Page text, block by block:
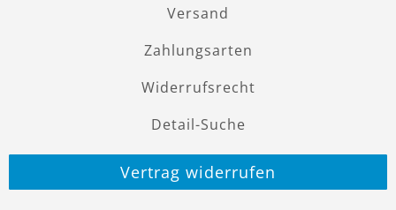
Versand
Zahlungsarten
Widerrufsrecht
Detail-Suche
Vertrag widerrufen